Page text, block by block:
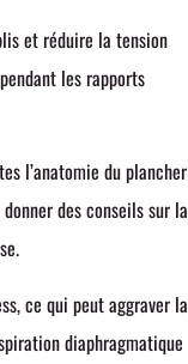
et réduire la tension
les rapports
l’anatomie du plancher
des conseils sur la
ce qui peut aggraver la
diaphragmatique